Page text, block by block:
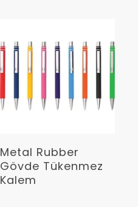
Devamını Oku
Metal Rubber
Gövde Tükenmez
Kalem